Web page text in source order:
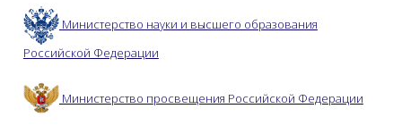
Министерство науки и высшего образования
Российской Федерации
Министерство просвещения Российской Федерации